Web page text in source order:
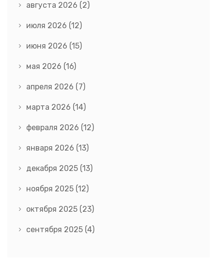
августа 2026 (2)
июля 2026 (12)
июня 2026 (15)
мая 2026 (16)
апреля 2026 (7)
марта 2026 (14)
февраля 2026 (12)
января 2026 (13)
декабря 2025 (13)
ноября 2025 (12)
октября 2025 (23)
сентября 2025 (4)